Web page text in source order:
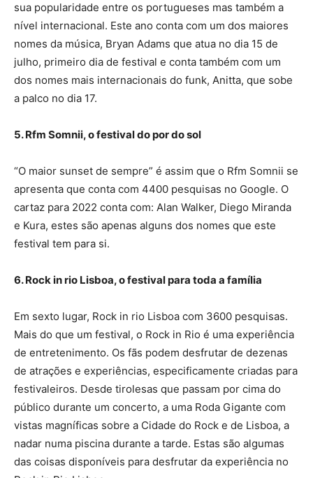
sua popularidade entre os portugueses mas também a
nível internacional. Este ano conta com um dos maiores
nomes da música, Bryan Adams que atua no dia 15 de
julho, primeiro dia de festival e conta também com um
dos nomes mais internacionais do funk, Anitta, que sobe
a palco no dia 17.
5. Rfm Somnii, o festival do por do sol
“O maior sunset de sempre” é assim que o Rfm Somnii se
apresenta que conta com 4400 pesquisas no Google. O
cartaz para 2022 conta com: Alan Walker, Diego Miranda
e Kura, estes são apenas alguns dos nomes que este
festival tem para si.
6. Rock in rio Lisboa, o festival para toda a família
Em sexto lugar, Rock in rio Lisboa com 3600 pesquisas.
Mais do que um festival, o Rock in Rio é uma experiência
de entretenimento. Os fãs podem desfrutar de dezenas
de atrações e experiências, especificamente criadas para
festivaleiros. Desde tirolesas que passam por cima do
público durante um concerto, a uma Roda Gigante com
vistas magníficas sobre a Cidade do Rock e de Lisboa, a
nadar numa piscina durante a tarde. Estas são algumas
das coisas disponíveis para desfrutar da experiência no